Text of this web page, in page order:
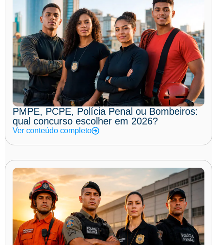
PMPE, PCPE, Polícia Penal ou Bombeiros:
qual concurso escolher em 2026?
Ver conteúdo completo